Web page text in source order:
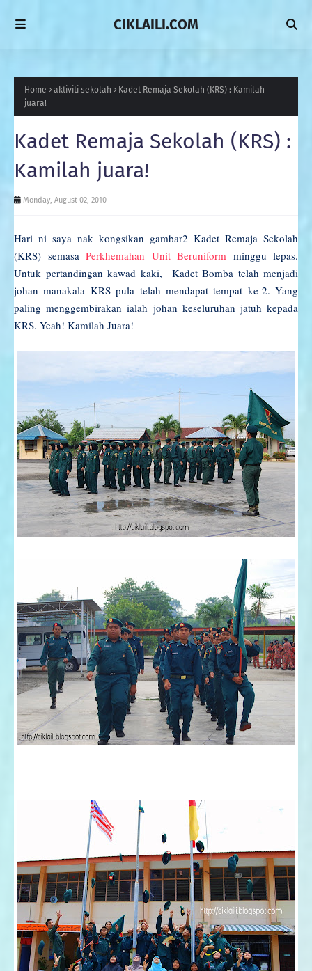
CIKLAILI.COM
Home aktiviti sekolah
Kadet Remaja Sekolah (KRS) : Kamilah
juara!
Kadet Remaja Sekolah (KRS) :
Kamilah juara!
Monday, August 02, 2010
Hari ni saya nak kongsikan gambar2 Kadet Remaja Sekolah
(KRS) semasa Perkhemahan Unit Beruniform minggu lepas.
Untuk pertandingan kawad kaki, Kadet Bomba telah menjadi
johan manakala KRS pula telah mendapat tempat ke-2. Yang
paling menggembirakan ialah johan keseluruhan jatuh kepada
KRS. Yeah! Kamilah Juara!